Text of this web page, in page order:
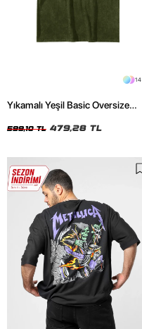
14
Yıkamalı Yeşil Basic Oversize
599,10 TL 479,28 TL